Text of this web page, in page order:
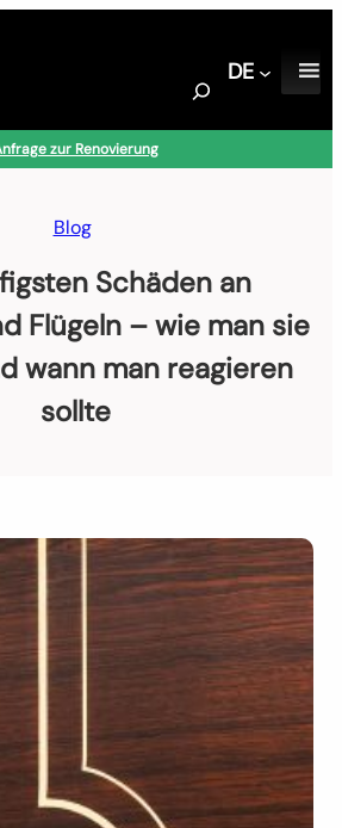
S
r
DE
zur Renovierung
Blog
Schäden an
Flügeln – wie man sie
wann man reagieren
sollte